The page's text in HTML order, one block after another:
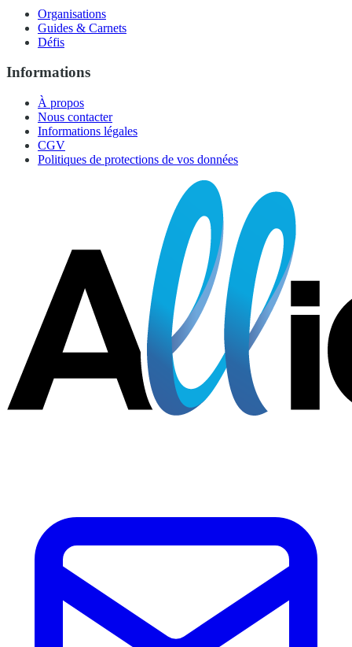
Organisations
Guides & Carnets
Défis
Informations
À propos
Nous contacter
Informations légales
CGV
Politiques de protections de vos données